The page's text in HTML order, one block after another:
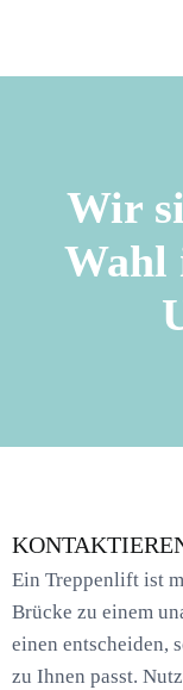
Wir
Wahl
Ein Treppenlift ist
Brücke zu einem
einen entscheiden,
zu Ihnen passt.